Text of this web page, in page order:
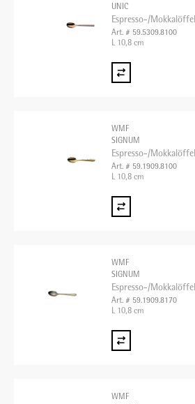
UNIC
Espresso-/Mokkalöffel
Art. # 59.5309.8100
L 10,8 cm
WMF
SIGNUM
Espresso-/Mokkalöffel
Art. # 59.1909.8100
L 10,8 cm
WMF
SIGNUM
Espresso-/Mokkalöffel
Art. # 59.1909.8170
L 10,8 cm
WMF